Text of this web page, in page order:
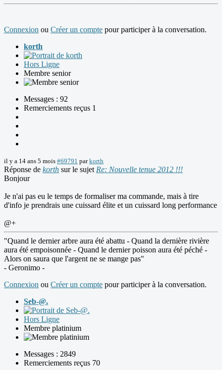
Connexion ou Créer un compte pour participer à la conversation.
korth
Hors Ligne
Membre senior
Messages : 92
Remerciements reçus 1
il y a 14 ans 5 mois #69791 parkorth
Réponse de korth sur le sujet Re: Nouvelle tenue 2012 !!!
Bonjour
Je n'ai pas eu le temps de formaliser ma commande, mais à tire
d'info je prendrais une cuissard élite et un cuissard long performance
@+
"Quand le dernier arbre aura été abattu - Quand la dernière rivière
aura été empoisonnée - Quand le dernier poisson aura été péché -
Alors on saura que l'argent ne se mange pas"
- Geronimo -
Connexion ou Créer un compte pour participer à la conversation.
Seb-@.
Hors Ligne
Membre platinium
Messages : 2849
Remerciements reçus 70